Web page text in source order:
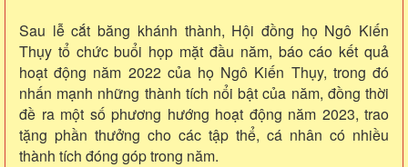
Sau lễ cắt băng khánh thành, Hội đồng họ Ngô Kiến
Thụy tổ chức buổi họp mặt đầu năm, báo cáo kết quả
hoạt động năm 2022 của họ Ngô Kiến Thụy, trong đó
nhấn mạnh những thành tích nổi bật của năm, đồng thời
đề ra một số phương hướng hoạt động năm 2023, trao
tặng phần thưởng cho các tập thể, cá nhân có nhiều
thành tích đóng góp trong năm.